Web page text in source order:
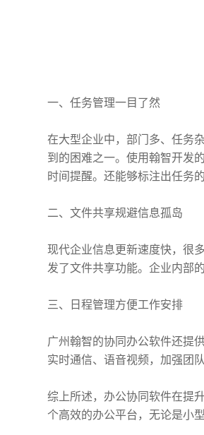
一、任务管理一目了然
在大型企业中，部门多、任务
到的困难之一。使用翰智开发
时间提醒。还能够标注出任务
二、文件共享规避信息孤岛
现代企业信息更新速度快，很
发了文件共享功能。企业内部
三、日程管理方便工作安排
广州翰智的协同办公软件还提
实时通信、语音视频，加强团
综上所述，办公协同软件在提
个高效的办公平台，无论是小